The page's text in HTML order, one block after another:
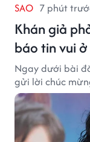
SAO 7 phút
Khán giả
báo tin vui
Ngay dưới bài
gửi lời chúc